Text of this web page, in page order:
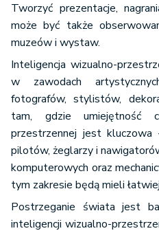
Tworzyć prezentacje,
może być także
muzeów i wystaw.
Inteligencja wizualno-
w zawodach
fotografów, stylistów,
tam, gdzie umiejętność
przestrzennej jest
pilotów, żeglarzy i
komputerowych oraz
tym zakresie będą mieli
Postrzeganie świata jest
inteligencji wizualno-